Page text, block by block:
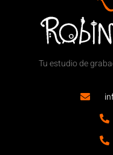
Tu estudio de